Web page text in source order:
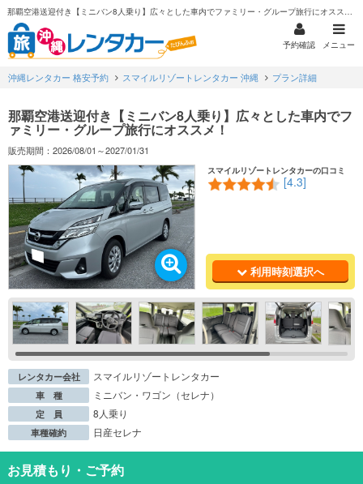
那覇空港送迎付き【ミニバン8人乗り】広々とした車内でファミリー・グループ旅行にオススメ！
予約確認 メニュー
沖縄レンタカー 格安予約 スマイルリゾートレンタカー 沖縄 プラン詳細
那覇空港送迎付き【ミニバン8人乗り】広々とした車内でフ
ァミリー・グループ旅行にオススメ！
販売期間：2026/08/01～2027/01/31
スマイルリゾートレンタカーの口コミ
[4.3]
利用時刻選択へ
レンタカー会社 スマイルリゾートレンタカー
車 種 ミニバン・ワゴン（セレナ）
定 員 8人乗り
車種確約 日産セレナ
お見積もり・ご予約